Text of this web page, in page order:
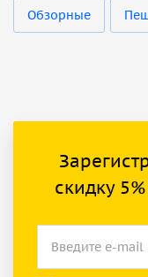
Обзорные
скидку